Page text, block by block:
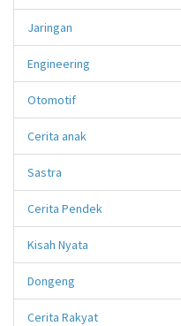
Jaringan
Engineering
Otomotif
Cerita anak
Sastra
Cerita Pendek
Kisah Nyata
Dongeng
Cerita Rakyat